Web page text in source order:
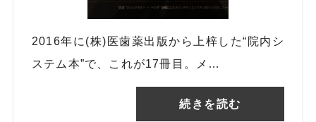
2016年に(株)医歯薬出版から上梓した“院内シ
ステム本”で、これが17冊目。メ…
続きを読む